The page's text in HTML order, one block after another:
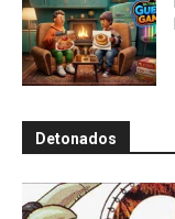
Detonados